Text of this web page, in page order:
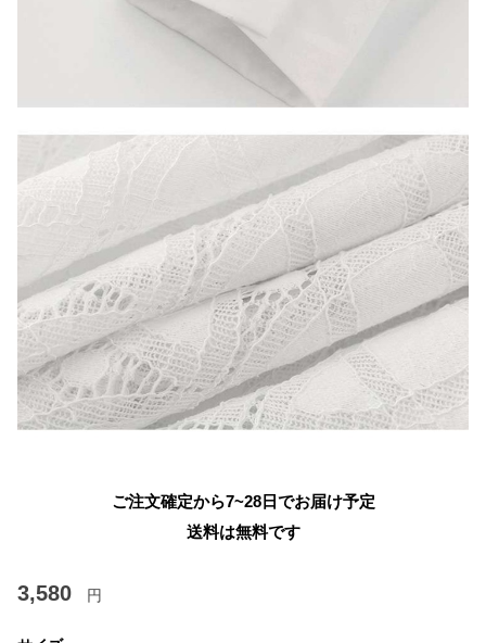
ご注文確定から7~28日でお届け予定
送料は無料です
3,580 円